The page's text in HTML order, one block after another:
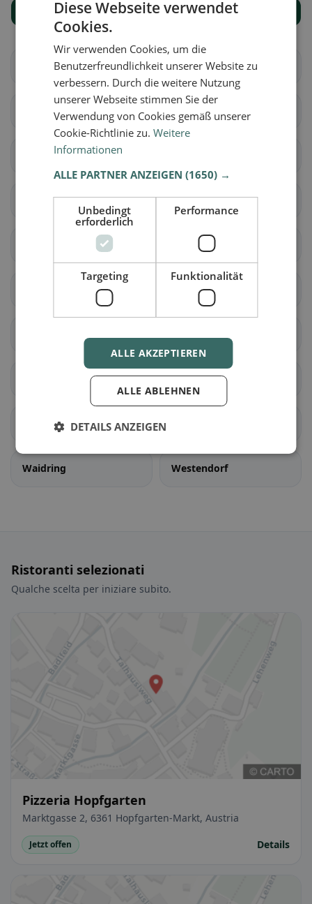
Mostra tutti i luoghi
Aurach bei Kitzbühel Brixen im Thale
Fieberbrunn Going am Wilden Kaiser
Hochfilzen
Jochberg
Kirchberg in Tirol Kirchdorf in Tirol
Kössen
St. Jakob in Haus St. Johann in Tirol
St. Ulrich am Pillersee
Waidring Westendorf
Ristoranti selezionati
Qualche scelta per iniziare subito.
Pizzeria Hopfgarten
Marktgasse 2, 6361 Hopfgarten-Markt, Austria
Jetzt offen Details
Diese Webseite verwendet
Cookies.
Wir verwenden Cookies, um die
Benutzerfreundlichkeit unserer Website zu
verbessern. Durch die weitere Nutzung
unserer Webseite stimmen Sie der
Verwendung von Cookies gemäß unserer
Cookie-Richtlinie zu.Weitere
Informationen
ALLE PARTNER ANZEIGEN(1650) →
Unbedingt
erforderlich
Performance
Targeting Funktionalität
ALLE AKZEPTIEREN
ALLE ABLEHNEN
DETAILS ANZEIGEN